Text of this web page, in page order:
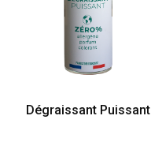
Dégraissant Puissant